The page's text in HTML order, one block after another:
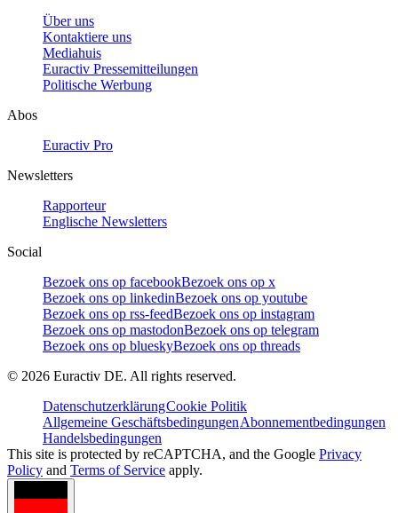
Über uns
Kontaktiere uns
Mediahuis
Euractiv Pressemitteilungen
Politische Werbung
Abos
Euractiv Pro
Newsletters
Rapporteur
Englische Newsletters
Social
Bezoek ons op facebookBezoek ons op x
Bezoek ons op linkedinBezoek ons op youtube
Bezoek ons op rss-feedBezoek ons op instagram
Bezoek ons op mastodonBezoek ons op telegram
Bezoek ons op blueskyBezoek ons op threads
© 2026 Euractiv DE. All rights reserved.
DatenschutzerklärungCookie Politik
Allgemeine GeschäftsbedingungenAbonnementbedingungen
Handelsbedingungen
This site is protected by reCAPTCHA, and the Google Privacy
Policy and Terms of Service apply.